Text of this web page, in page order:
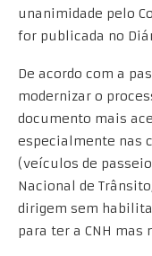
unanimidade pelo
for publicada no
De acordo com a
modernizar o
documento mais
especialmente nas
(veículos de
Nacional de
dirigem sem
para ter a CNH mas